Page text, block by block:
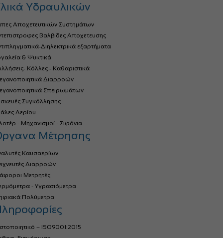
Υδραυλικών
Αποχετευτικών Συστημάτων
Βαλβιδες Αποχετευσης
Διηλεκτρικά εξαρτήματα
& Ψυκτικά
Κόλλες - Καθαριστικά
Διαρροών
Σπειρωμάτων
Συγκόλλησης
Αερίου
- Μηχανισμοί - Σιφόνια
Μέτρησης
Καυσαερίων
Διαρροών
Μετρητές
- Υγρασιόμετρα
Πολύμετρα
– ISO9001:2015